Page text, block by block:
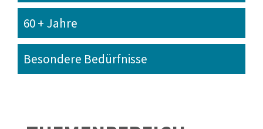
60 + Jahre
Besondere Bedürfnisse